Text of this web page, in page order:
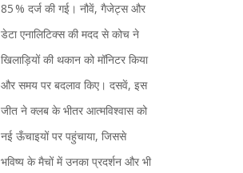
85 % दर्ज की गई। नौवें, गैजेट्स और
डेटा एनालिटिक्स की मदद से कोच ने
खिलाड़ियों की थकान को मॉनिटर किया
और समय पर बदलाव किए। दसवें, इस
जीत ने क्लब के भीतर आत्मविश्वास को
नई ऊँचाइयों पर पहुंचाया, जिससे
भविष्य के मैचों में उनका प्रदर्शन और भी